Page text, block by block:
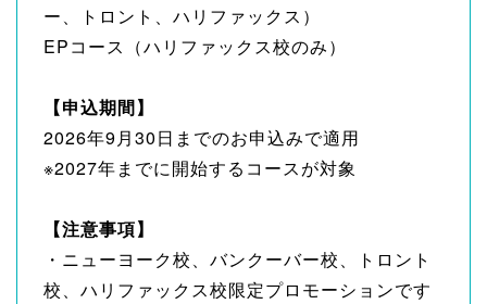
ー、トロント、ハリファックス）
EPコース（ハリファックス校のみ）
【申込期間】
2026年9月30日までのお申込みで適用
※2027年までに開始するコースが対象
【注意事項】
・ニューヨーク校、バンクーバー校、トロント
校、ハリファックス校限定プロモーションです